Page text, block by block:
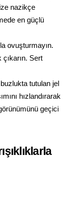
nazikçe
en güçlü
ovuşturmayın.
Sert
tutulan jel
hızlandırarak
geçici